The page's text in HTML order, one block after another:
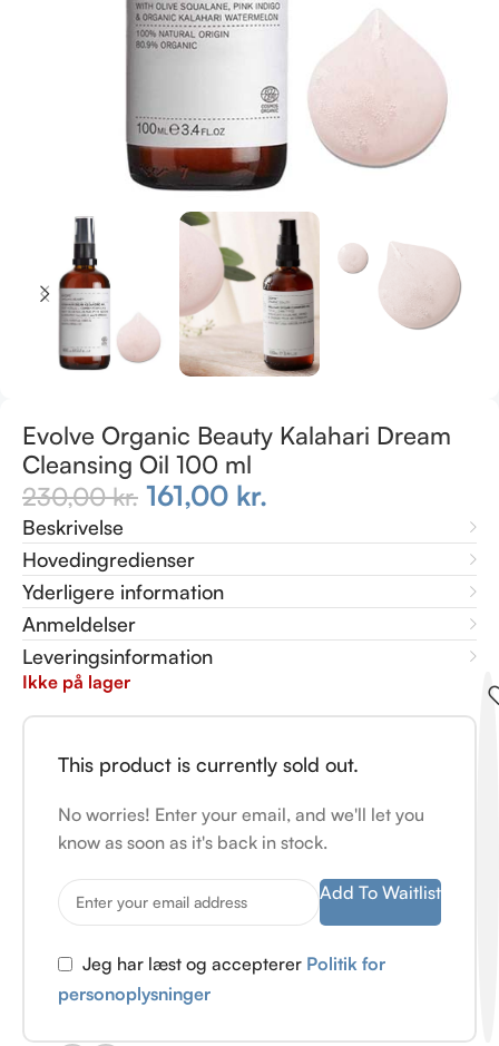
Evolve Organic Beauty Kalahari Dream
Cleansing Oil 100 ml
230,00kr. 161,00 kr.
Beskrivelse
Hovedingredienser
Yderligere information
Anmeldelser
Leveringsinformation
Ikke på lager
This product is currently sold out.
No worries! Enter your email, and we'll let you
know as soon as it's back in stock.
Add To Waitlist
Jeg har læst og accepterer Politik for
personoplysninger